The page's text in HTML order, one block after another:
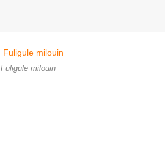
Fuligule milouin